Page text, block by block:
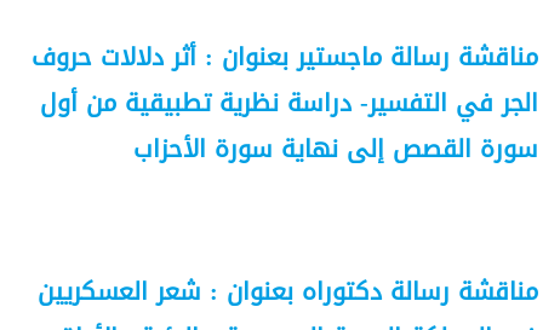
مناقشة رسالة ماجستير بعنوان : أثر دلالات حروف
الجر في التفسير- دراسة نظرية تطبيقية من أول
سورة القصص إلى نهاية سورة الأحزاب
مناقشة رسالة دكتوراه بعنوان : شعر العسكريين